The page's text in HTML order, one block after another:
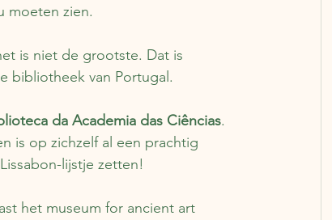
moeten zien.
is niet de grootste. Dat is
bibliotheek van Portugal.
da Academia das Ciências.
is op zichzelf al een prachtig
lijstje zetten!
het museum for ancient art